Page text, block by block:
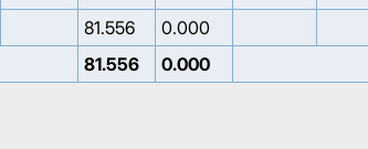
81.556
0.000
81.556 0.000